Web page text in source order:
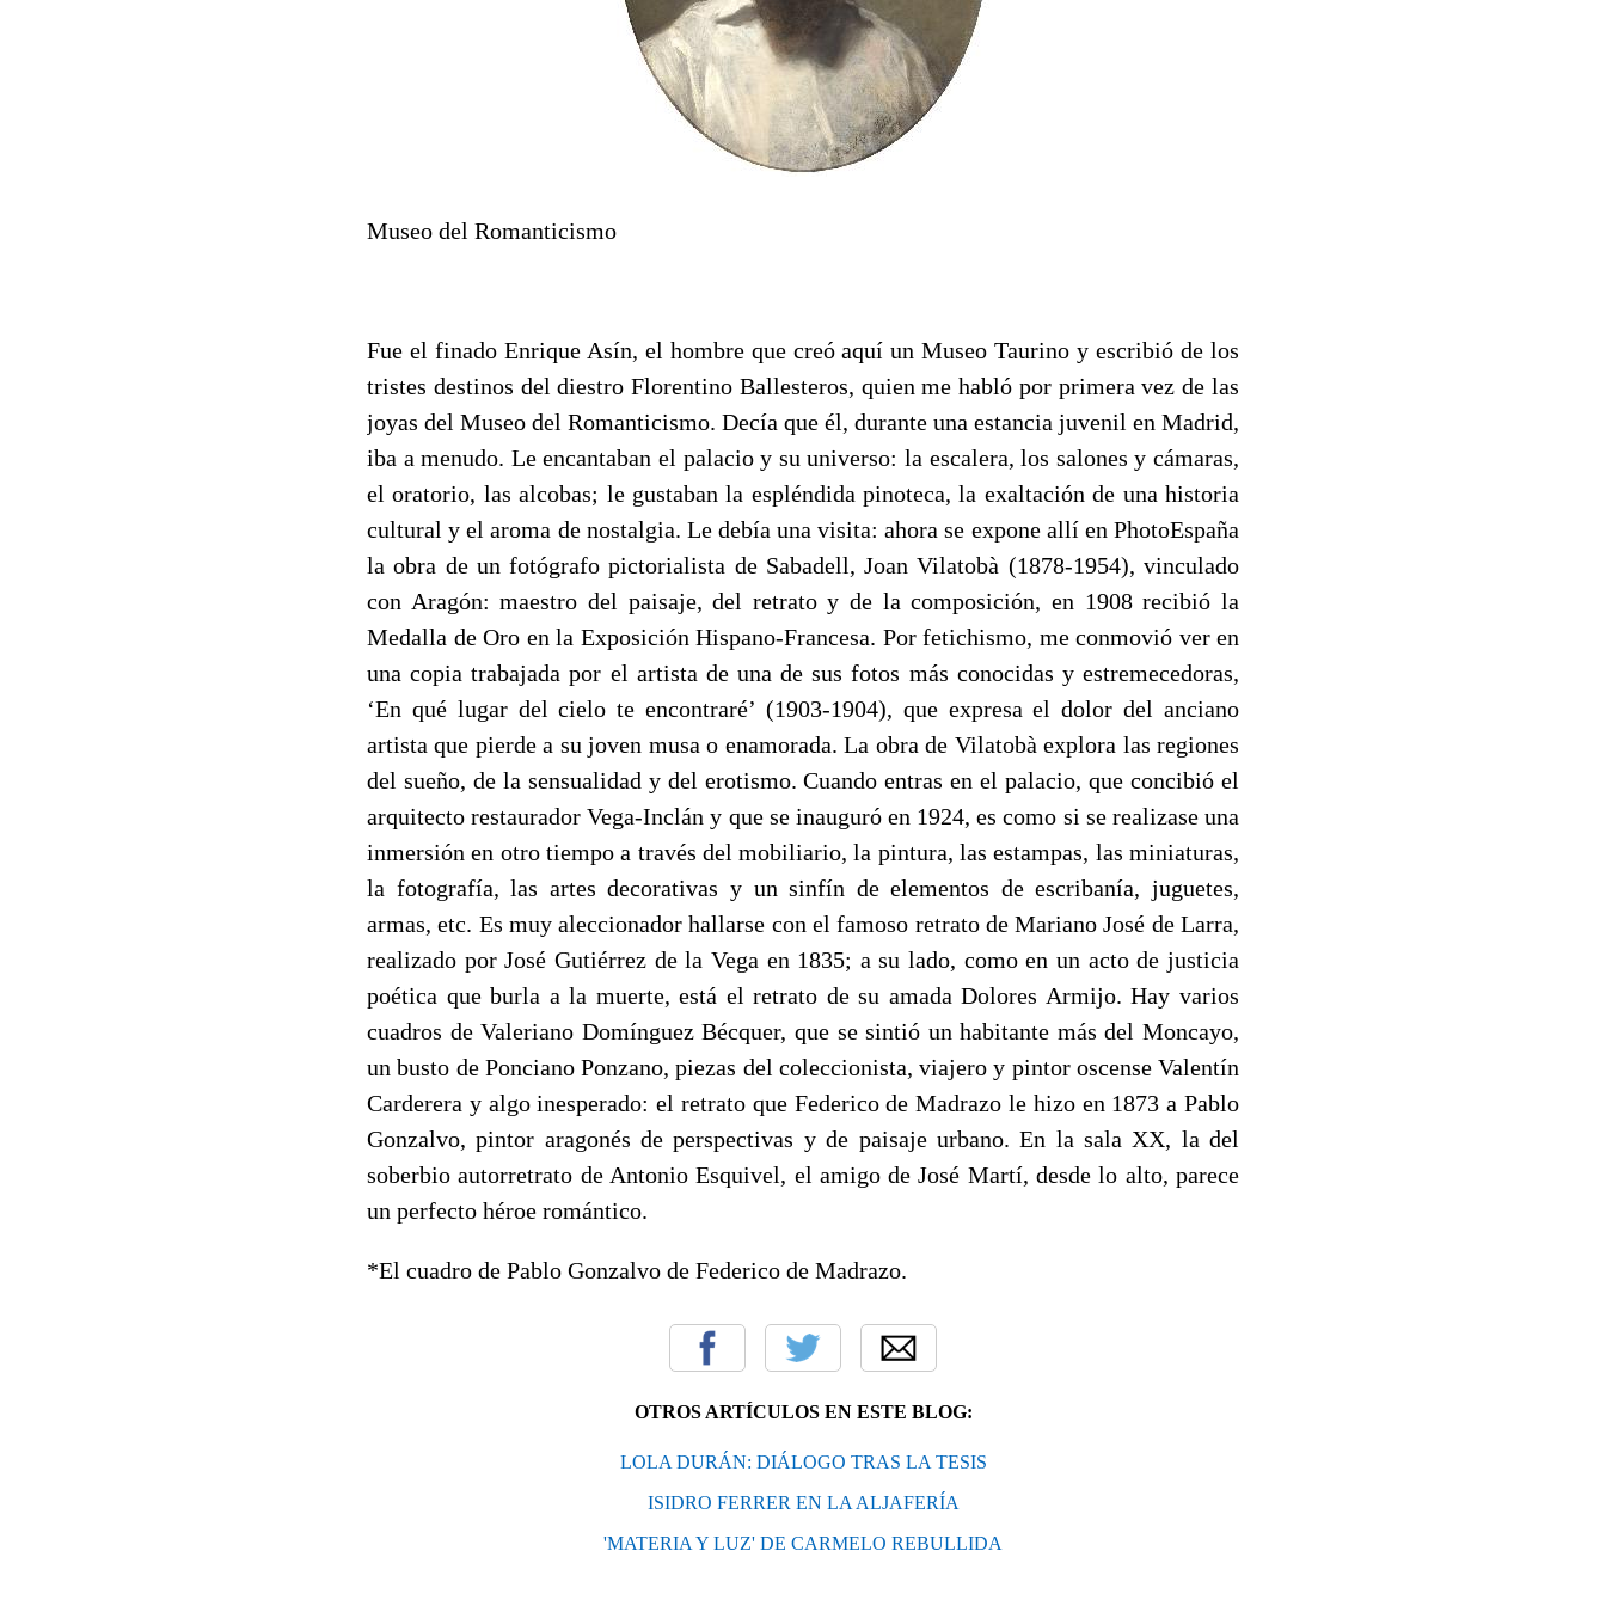
Museo del Romanticismo
Fue el finado Enrique Asín, el hombre que creó aquí un Museo Taurino y escribió de los
tristes destinos del diestro Florentino Ballesteros, quien me habló por primera vez de las
joyas del Museo del Romanticismo. Decía que él, durante una estancia juvenil en Madrid,
iba a menudo. Le encantaban el palacio y su universo: la escalera, los salones y cámaras,
el oratorio, las alcobas; le gustaban la espléndida pinoteca, la exaltación de una historia
cultural y el aroma de nostalgia. Le debía una visita: ahora se expone allí en PhotoEspaña
la obra de un fotógrafo pictorialista de Sabadell, Joan Vilatobà (1878-1954), vinculado
con Aragón: maestro del paisaje, del retrato y de la composición, en 1908 recibió la
Medalla de Oro en la Exposición Hispano-Francesa. Por fetichismo, me conmovió ver en
una copia trabajada por el artista de una de sus fotos más conocidas y estremecedoras,
‘En qué lugar del cielo te encontraré’ (1903-1904), que expresa el dolor del anciano
artista que pierde a su joven musa o enamorada. La obra de Vilatobà explora las regiones
del sueño, de la sensualidad y del erotismo. Cuando entras en el palacio, que concibió el
arquitecto restaurador Vega-Inclán y que se inauguró en 1924, es como si se realizase una
inmersión en otro tiempo a través del mobiliario, la pintura, las estampas, las miniaturas,
la fotografía, las artes decorativas y un sinfín de elementos de escribanía, juguetes,
armas, etc. Es muy aleccionador hallarse con el famoso retrato de Mariano José de Larra,
realizado por José Gutiérrez de la Vega en 1835; a su lado, como en un acto de justicia
poética que burla a la muerte, está el retrato de su amada Dolores Armijo. Hay varios
cuadros de Valeriano Domínguez Bécquer, que se sintió un habitante más del Moncayo,
un busto de Ponciano Ponzano, piezas del coleccionista, viajero y pintor oscense Valentín
Carderera y algo inesperado: el retrato que Federico de Madrazo le hizo en 1873 a Pablo
Gonzalvo, pintor aragonés de perspectivas y de paisaje urbano. En la sala XX, la del
soberbio autorretrato de Antonio Esquivel, el amigo de José Martí, desde lo alto, parece
un perfecto héroe romántico.
*El cuadro de Pablo Gonzalvo de Federico de Madrazo.
OTROS ARTÍCULOS EN ESTE BLOG:
LOLA DURÁN: DIÁLOGO TRAS LA TESIS
ISIDRO FERRER EN LA ALJAFERÍA
'MATERIA Y LUZ' DE CARMELO REBULLIDA